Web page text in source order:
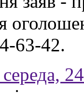
63-42.